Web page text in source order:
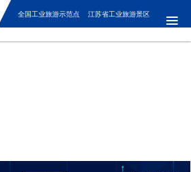
全国工业旅游示范点 江苏省工业旅游景区